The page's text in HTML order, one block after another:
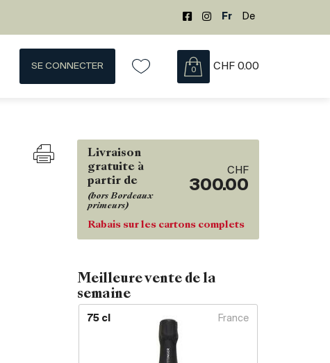
Fr De
SE CONNECTER 0 CHF 0.00
Livraison
gratuite à
partir de
(hors Bordeaux
primeurs)
CHF
300.00
Rabais sur les cartons complets
Meilleure vente de la
semaine
75 cl France